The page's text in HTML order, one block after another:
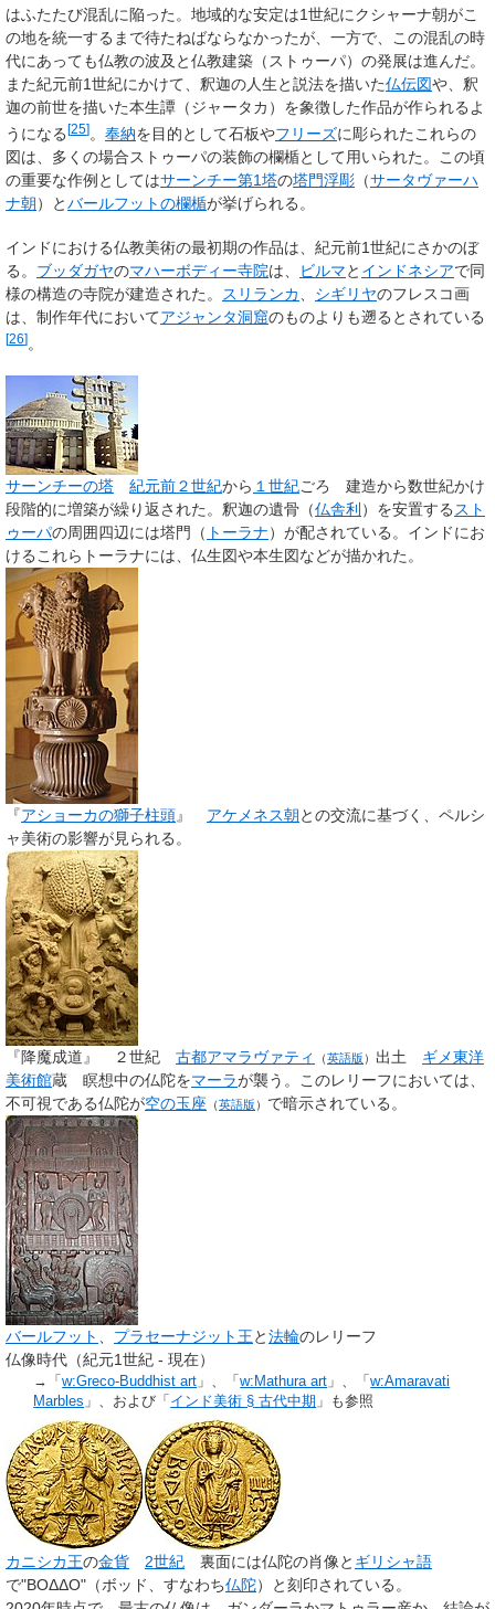
はふたたび混乱に陥った。地域的な安定は1世紀にクシャーナ朝がこ
の地を統一するまで待たねばならなかったが、一方で、この混乱の時
代にあっても仏教の波及と仏教建築（ストゥーパ）の発展は進んだ。
また紀元前1世紀にかけて、釈迦の人生と説法を描いた仏伝図や、釈
迦の前世を描いた本生譚（ジャータカ）を象徴した作品が作られるよ
うになる [25] 。 奉納を目的として石板やフリーズに彫られたこれらの
図は、多くの場合ストゥーパの装飾の欄楯として用いられた。この頃
の重要な作例としてはサーンチー第1塔の塔門浮彫 （サータヴァーハ
ナ朝）とバールフットの欄楯が挙げられる。
インドにおける仏教美術の最初期の作品は、紀元前1世紀にさかのぼ
る。 ブッダガヤのマハーボディー寺院は、 ビルマと インドネシアで同
様の構造の寺院が建造された。
スリランカ シギリヤのフレスコ画
は、制作年代においてアジャンタ洞窟のものよりも遡るとされている
[26]。
サーンチーの塔 紀元前２世紀から １世紀ごろ 建造から数世紀かけ
段階的に増築が繰り返された。釈迦の遺骨（仏舎利 ）を安置するスト
ゥーパの周囲四辺には塔門（ トーラナ）が配されている。インドにお
けるこれらトーラナには、仏生図や本生図などが描かれた。
『アショーカの獅子柱頭』 アケメネス朝との交流に基づく、ペルシ
ャ美術の影響が見られる。
『降魔成道』 ２世紀 古都アマラヴァティ （英語版 ） 出土 ギメ東洋
美術館蔵 瞑想中の仏陀をマーラが襲う。このレリーフにおいては、
不可視である仏陀が空の玉座 （英語版 ） で暗示されている。
バールフット 、 プラセーナジット王と法輪のレリーフ
仏像時代（紀元1世紀 - 現在）
→「w:Greco-Buddhist art 」、「w:Mathura art 」、「w:Amaravati
Marbles 」、および「 インド美術 § 古代中期 」も参照
カニシカ王の金貨 2世紀 裏面には仏陀の肖像と ギリシャ語
で"ΒΟΔΔΟ"（ボッド、すなわち仏陀）と刻印されている。